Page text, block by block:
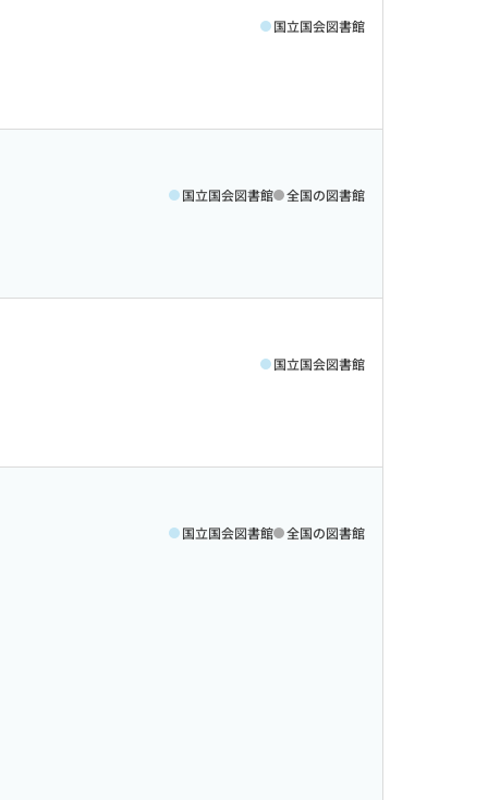
国立国会図書館
国立国会図書館 全国の図書館
国立国会図書館
国立国会図書館 全国の図書館